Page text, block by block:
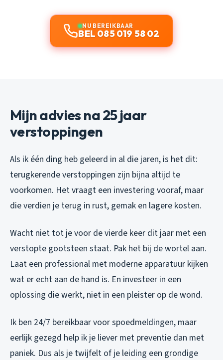
NU BEREIKBAAR
BEL 085 019 58 02
Mijn advies na 25 jaar
verstoppingen
Als ik één ding heb geleerd in al die jaren, is het dit:
terugkerende verstoppingen zijn bijna altijd te
voorkomen. Het vraagt een investering vooraf, maar
die verdien je terug in rust, gemak en lagere kosten.
Wacht niet tot je voor de vierde keer dit jaar met een
verstopte gootsteen staat. Pak het bij de wortel aan.
Laat een professional met moderne apparatuur kijken
wat er echt aan de hand is. En investeer in een
oplossing die werkt, niet in een pleister op de wond.
Ik ben 24/7 bereikbaar voor spoedmeldingen, maar
eerlijk gezegd help ik je liever met preventie dan met
paniek. Dus als je twijfelt of je leiding een grondige